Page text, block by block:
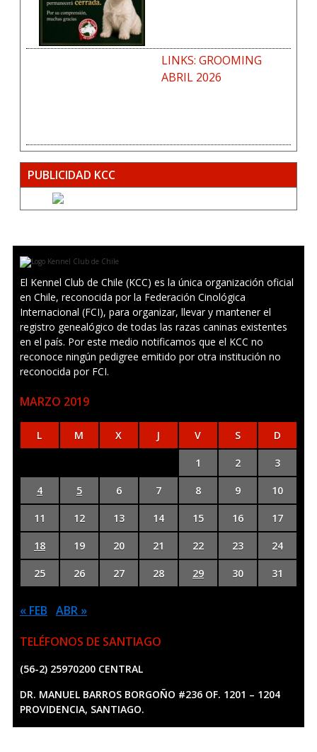
LINKS: GROOMING
ABRIL 2026
PUBLICIDAD KCC
El Kennel Club de Chile (KCC) es la única organización oficial
en Chile, reconocida por la Federación Cinológica
Internacional (FCI), para organizar, llevar y mantener el
registro genealógico de todas las razas caninas existentes
en el país. Por este medio notificamos que el KCC no
reconoce ningún pedigree emitido por otra institución no
reconocida por FCI.
MARZO 2019
L M X J V S D
1 2 3
4 5 6 7 8 9 10
11 12 13 14 15 16 17
18 19 20 21 22 23 24
25 26 27 28 29 30 31
« FEB ABR »
TELÉFONOS DE SANTIAGO
(56-2) 25970200 CENTRAL
DR. MANUEL BARROS BORGOÑO #236 OF. 1201 – 1204
PROVIDENCIA, SANTIAGO.